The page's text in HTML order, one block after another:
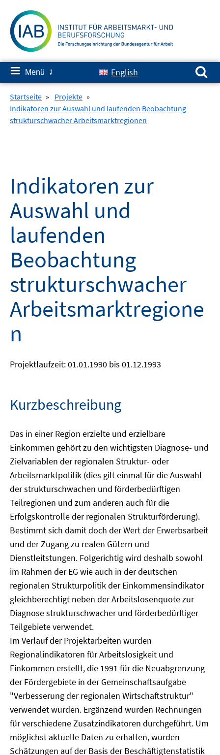
zum
Inhalt
≡ Menü ✘ English
Suchen nach:
Startseite » Projekte »
Indikatoren zur Auswahl und laufenden Beobachtung
strukturschwacher Arbeitsmarktregionen
Indikatoren zur
Auswahl und
laufenden
Beobachtung
strukturschwacher
Arbeitsmarktregione
n
Projektlaufzeit: 01.01.1990 bis 01.12.1993
Kurzbeschreibung
Das in einer Region erzielte und erzielbare
Einkommen gehört zu den wichtigsten Diagnose- und
Zielvariablen der regionalen Struktur- oder
Arbeitsmarktpolitik (dies gilt einmal für die Auswahl
der strukturschwachen und förderbedürftigen
Teilregionen und zum anderen auch für die
Erfolgskontrolle der regionalen Strukturförderung).
Bestimmt sich damit doch der Wert der Erwerbsarbeit
und der Zugang zu realen Gütern und
Dienstleitstungen. Folgerichtig wird deshalb sowohl
im Rahmen der EG wie auch in der deutschen
regionalen Strukturpolitik der Einkommensindikator
gleichberechtigt neben der Arbeitslosenquote zur
Diagnose strukturschwacher und förderbedürftiger
Teilgebiete verwendet.
Im Verlauf der Projektarbeiten wurden
Regionalindikatoren für Arbeitslosigkeit und
Einkommen erstellt, die 1991 für die Neuabgrenzung
der Fördergebiete in der Gemeinschaftsaufgabe
"Verbesserung der regionalen Wirtschaftstruktur"
verwendet wurden. Ergänzend wurden Rechnungen
für verschiedene Zusatzindikatoren durchgeführt. Um
möglichst aktuelle Daten zu erhalten, wurden
Schätzungen auf der Basis der Beschäftigtenstatistik